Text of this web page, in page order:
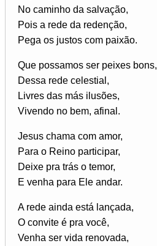
No caminho da salvação,
Pois a rede da redenção,
Pega os justos com paixão.
Que possamos ser peixes bons,
Dessa rede celestial,
Livres das más ilusões,
Vivendo no bem, afinal.
Jesus chama com amor,
Para o Reino participar,
Deixe pra trás o temor,
E venha para Ele andar.
A rede ainda está lançada,
O convite é pra você,
Venha ser vida renovada,